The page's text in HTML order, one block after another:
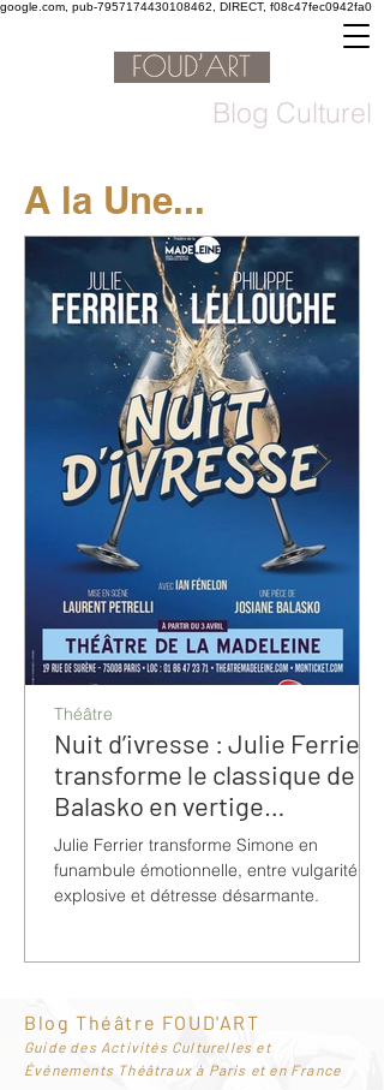
google.com, pub-7957174430108462, DIRECT, f08c47fec0942fa0
Blog Culturel
A la Une...
Nuit d’ivresse : Julie Ferrier
transforme le classique de
Balasko en vertige
bouleversant
Julie Ferrier transforme Simone en
funambule émotionnelle, entre vulgarité
explosive et détresse désarmante.
Théâtre
Blog Théâtre FOUD'ART
Guide des Activités Culturelles et
Événements Théâtraux à Paris et en France